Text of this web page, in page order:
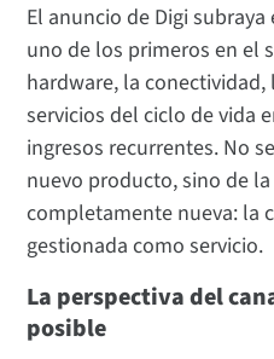
El anuncio de Digi
uno de los primeros en el
hardware, la
servicios del ciclo de vida
ingresos recurrentes. No
nuevo producto, sino de
completamente nueva: la
gestionada como servicio.
La perspectiva del
posible